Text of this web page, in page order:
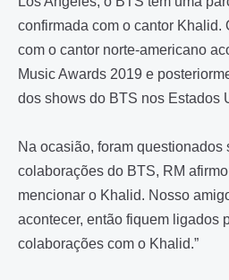
confirmada com o cantor Khalid.
com o cantor norte-americano
Music Awards 2019 e
dos shows do BTS nos Estados
Na ocasião, foram questionados
colaborações do BTS, RM
mencionar o Khalid. Nosso
acontecer, então fiquem ligados
colaborações com o Khalid.”